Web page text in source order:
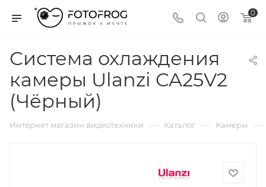
0
Система охлаждения
камеры Ulanzi CA25V2
(Чёрный)
Интернет магазин видеотехники — Каталог — Камеры —